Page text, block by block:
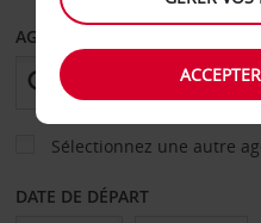
AGENCE DE DÉPART
Sélectionnez une autre
DATE DE DÉPART